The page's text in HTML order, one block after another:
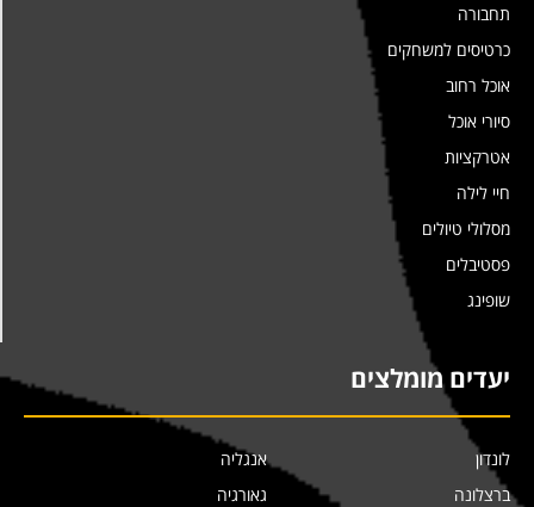
תחבורה
כרטיסים למשחקים
אוכל רחוב
סיורי אוכל
אטרקציות
חיי לילה
מסלולי טיולים
פסטיבלים
שופינג
יעדים מומלצים
לונדון
ברצלונה
אנגליה
גאורגיה